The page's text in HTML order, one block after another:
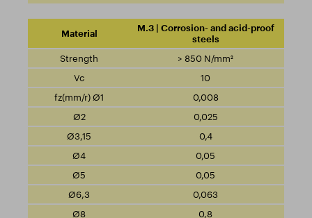
M.3 | Corrosion- and acid-proof
steels
> 850 N/mm²
10
0,008
0,025
0,4
0,05
0,05
0,063
0,8